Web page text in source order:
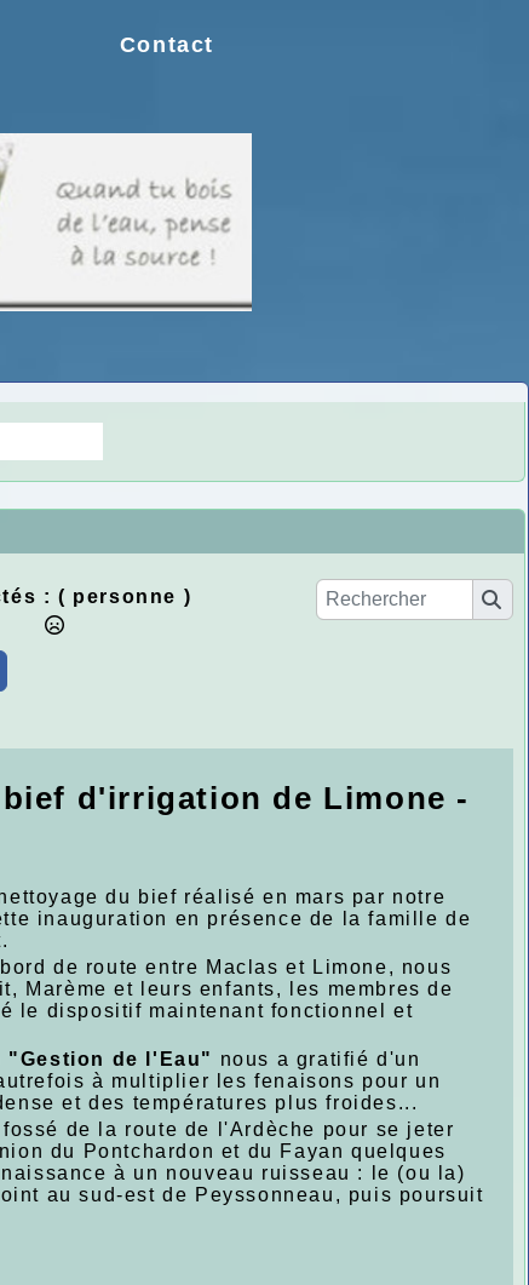
Contact
: ( personne )
d'irrigation de Limone -
du bief réalisé en mars par notre
inauguration en présence de la famille de
de route entre Maclas et Limone, nous
Marème et leurs enfants, les membres de
le dispositif maintenant fonctionnel et
"Gestion de l'Eau" nous a gratifié d'un
à multiplier les fenaisons pour un
et des températures plus froides...
de la route de l'Ardèche pour se jeter
du Pontchardon et du Fayan quelques
à un nouveau ruisseau : le (ou la)
au sud-est de Peyssonneau, puis poursuit